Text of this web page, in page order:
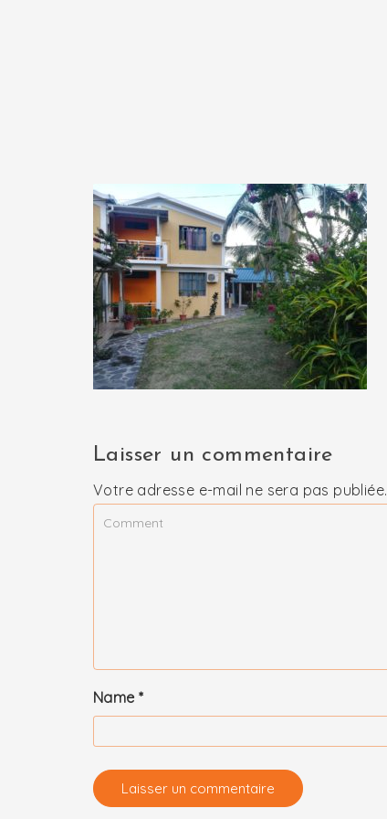
Laisser un commentaire
Votre adresse e-mail ne sera pas publiée.
Name *